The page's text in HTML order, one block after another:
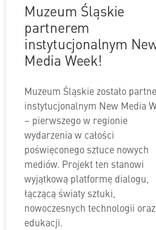
Muzeum Śląskie
partnerem
instytucjonalnym
Media Week!
Muzeum Śląskie zostało
instytucjonalnym New Media
– pierwszego w regionie
wydarzenia w całości
poświęconego sztuce nowych
mediów. Projekt ten stanowi
wyjątkową platformę dialogu,
łączącą światy sztuki,
nowoczesnych technologii oraz
edukacji.